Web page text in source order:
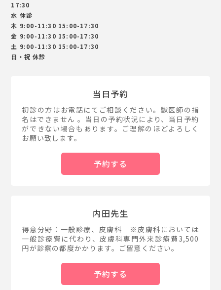
17:30
水 休診
木 9:00-11:30 15:00-17:30
金 9:00-11:30 15:00-17:30
土 9:00-11:30 15:00-17:30
日・祝 休診
当日予約
初診の方はお電話にてご相談ください。獣医師の指
名はできません 。当日の予約状況により、当日予約
ができない場合もあります。ご理解のほどよろしく
お願い致します。
予約する
内田先生
得意分野：一般診療、皮膚科 ※皮膚科においては
一般診療費に代わり、皮膚科専門外来診療費3,500
円が診察の都度かかります。ご留意ください。
予約する